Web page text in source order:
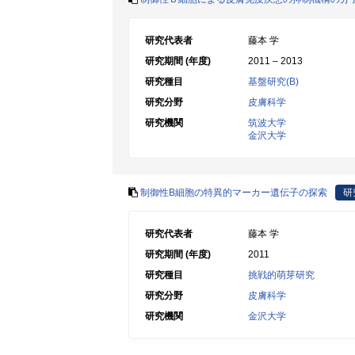
研究代表者
藤本 学
研究期間 (年度)
2011 – 2013
研究種目
基盤研究(B)
研究分野
皮膚科学
研究機関
筑波大学
金沢大学
制御性B細胞の特異的マーカー遺伝子の探索 研
研究代表者
藤本 学
研究期間 (年度)
2011
研究種目
挑戦的萌芽研究
研究分野
皮膚科学
研究機関
金沢大学